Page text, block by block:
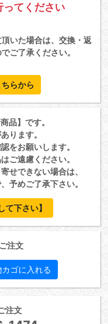
ってください
いた場合は、交換・返
ご了承ください。
らから
品】です。
ります。
をお願いします。
ご遠慮ください。
せできない場合は、
予めご了承下さい。
て下さい】
注文
注文